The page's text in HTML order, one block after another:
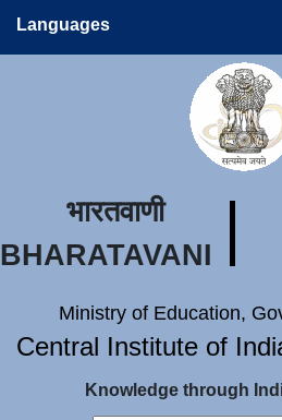
Languages
भारतवाणी
BHARATAVANI
Ministry of Education,
Central Institute of
Knowledge through